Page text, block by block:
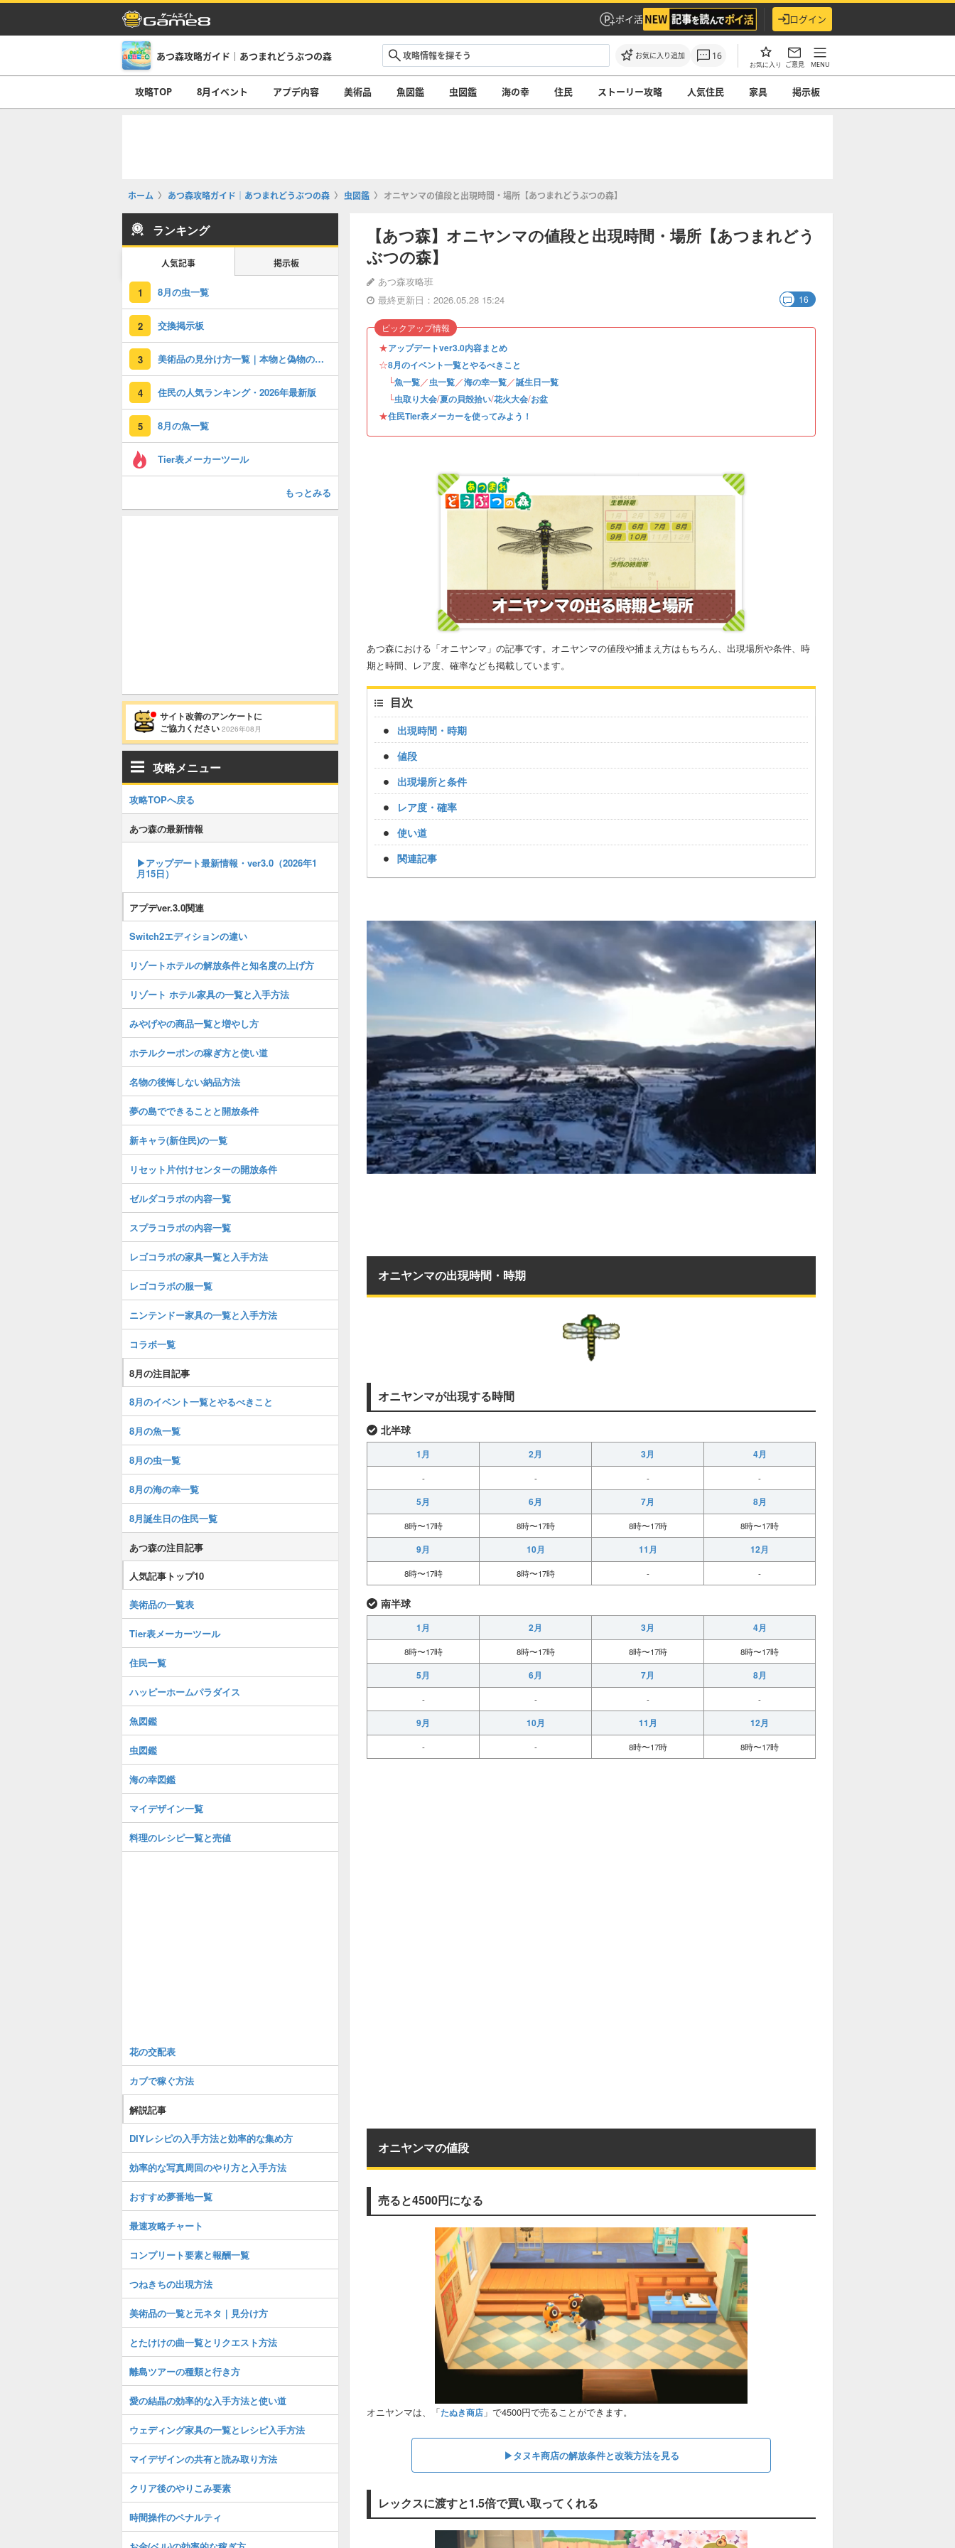
ポイ活 ログイン
あつ森攻略ガイド｜あつまれどうぶつの森 お気に入り追加 16
お気に入り ご意見 MENU
攻略TOP 8月イベント アプデ内容 美術品 魚図鑑 虫図鑑 海の幸 住民 ストーリー攻略 人気住民 家具 掲示板
ホーム あつ森攻略ガイド｜あつまれどうぶつの森 虫図鑑 オニヤンマの値段と出現時間・場所【あつまれどうぶつの森】
【あつ森】オニヤンマの値段と出現時間・場所【あつまれどう
ぶつの森】
あつ森攻略班
最終更新日：2026.05.28 15:24
16
★アップデートver3.0内容まとめ
☆8月のイベント一覧とやるべきこと
└魚一覧／虫一覧／海の幸一覧／誕生日一覧
└虫取り大会/夏の貝殻拾い/花火大会/お盆
★住民Tier表メーカーを使ってみよう！
ピックアップ情報
あつ森における「オニヤンマ」の記事です。オニヤンマの値段や捕まえ方はもちろん、出現場所や条件、時
期と時間、レア度、確率なども掲載しています。
目次
出現時間・時期
値段
出現場所と条件
レア度・確率
使い道
関連記事
オニヤンマの出現時間・時期
オニヤンマが出現する時間
北半球
1月 2月 3月 4月
- - - -
5月 6月 7月 8月
8時〜17時 8時〜17時 8時〜17時 8時〜17時
9月 10月 11月 12月
8時〜17時 8時〜17時 - -
南半球
1月 2月 3月 4月
8時〜17時 8時〜17時 8時〜17時 8時〜17時
5月 6月 7月 8月
- - - -
9月 10月 11月 12月
- - 8時〜17時 8時〜17時
オニヤンマの値段
売ると4500円になる
オニヤンマは、「たぬき商店 」で4500円で売ることができます。
▶︎タヌキ商店の解放条件と改装方法を見る
レックスに渡すと1.5倍で買い取ってくれる
ランキング
人気記事 掲示板
1 8月の虫一覧
2 交換掲示板
3 美術品の見分け方一覧｜本物と偽物の違い
4 住民の人気ランキング・2026年最新版
5 8月の魚一覧
Tier表メーカーツール
もっとみる
サイト改善のアンケートに
ご協力ください 2026年08月
攻略メニュー
攻略TOPへ戻る
あつ森の最新情報
▶︎アップデート最新情報・ver3.0（2026年1
月15日）
アプデver.3.0関連
Switch2エディションの違い
リゾートホテルの解放条件と知名度の上げ方
リゾート ホテル家具の一覧と入手方法
みやげやの商品一覧と増やし方
ホテルクーポンの稼ぎ方と使い道
名物の後悔しない納品方法
夢の島でできることと開放条件
新キャラ(新住民)の一覧
リセット片付けセンターの開放条件
ゼルダコラボの内容一覧
スプラコラボの内容一覧
レゴコラボの家具一覧と入手方法
レゴコラボの服一覧
ニンテンドー家具の一覧と入手方法
コラボ一覧
8月の注目記事
8月のイベント一覧とやるべきこと
8月の魚一覧
8月の虫一覧
8月の海の幸一覧
8月誕生日の住民一覧
あつ森の注目記事
人気記事トップ10
美術品の一覧表
Tier表メーカーツール
住民一覧
ハッピーホームパラダイス
魚図鑑
虫図鑑
海の幸図鑑
マイデザイン一覧
料理のレシピ一覧と売値
花の交配表
カブで稼ぐ方法
解説記事
DIYレシピの入手方法と効率的な集め方
効率的な写真周回のやり方と入手方法
おすすめ夢番地一覧
最速攻略チャート
コンプリート要素と報酬一覧
つねきちの出現方法
美術品の一覧と元ネタ｜見分け方
とたけけの曲一覧とリクエスト方法
離島ツアーの種類と行き方
愛の結晶の効率的な入手方法と使い道
ウェディング家具の一覧とレシピ入手方法
マイデザインの共有と読み取り方法
クリア後のやりこみ要素
時間操作のペナルティ